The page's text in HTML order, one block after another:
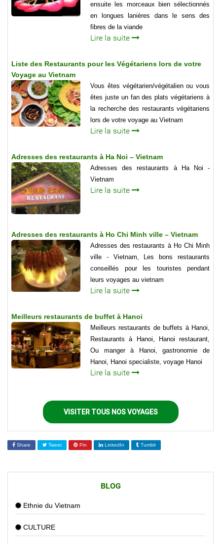
ensuite les morceaux bien sélectionnés
en longues lanières dans le sens des
fibres de la viande
Lire la suite
Liste des Restaurants pour les Végétariens lors de votre
Voyage au Vietnam
Vous êtes végétarien/végétalien ou vous
êtes juste un fan des plats végétariens à
la recherche des restaurants végétariens
lors de votre voyage au Vietnam
Lire la suite
Adresses des restaurants à Ha Noi – Vietnam
Adresses des restaurants à Ha Noi -
Vietnam
Lire la suite
Adresses des restaurants à Ho Chi Minh ville – Vietnam
Adresses des restaurants à Ho Chi Minh
ville - Vietnam, Les bons restaurants
conseillés pour les touristes pendant
leurs voyages au vietnam
Lire la suite
Meilleurs restaurants de buffet à Hanoi
Meilleurs restaurants de buffets à Hanoi,
Restaurants à Hanoi, Hanoi restaurant,
Ou manger à Hanoi, gastronomie de
Hanoi, Hanoi specialiste, voyage Hanoi
Lire la suite
VISITER TOUS NOS VOYAGES
Share Tweet Pin LinkedIn Tumblr
BLOG
Ethnie du Vietnam
CULTURE